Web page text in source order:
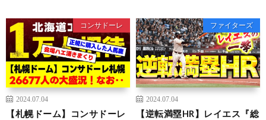
コンサドーレ
2024.07.04
【札幌ドーム】コンサドーレ
ファイターズ
2024.07.04
【逆転満塁HR】レイエス『総